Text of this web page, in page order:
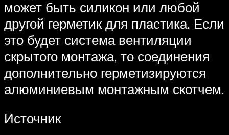
может быть силикон или любой
другой герметик для пластика. Если
это будет система вентиляции
скрытого монтажа, то соединения
дополнительно герметизируются
алюминиевым монтажным скотчем.
Источник